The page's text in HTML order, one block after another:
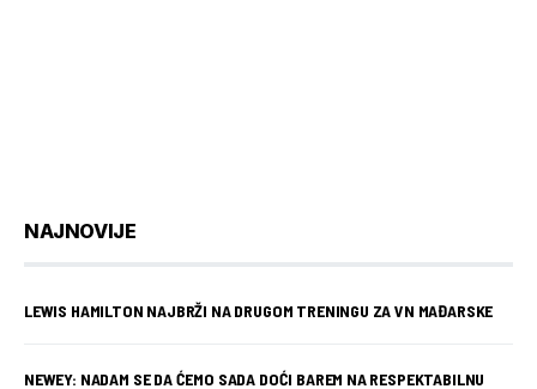
NAJNOVIJE
LEWIS HAMILTON NAJBRŽI NA DRUGOM TRENINGU ZA VN MAĐARSKE
NEWEY: NADAM SE DA ĆEMO SADA DOĆI BAREM NA RESPEKTABILNU